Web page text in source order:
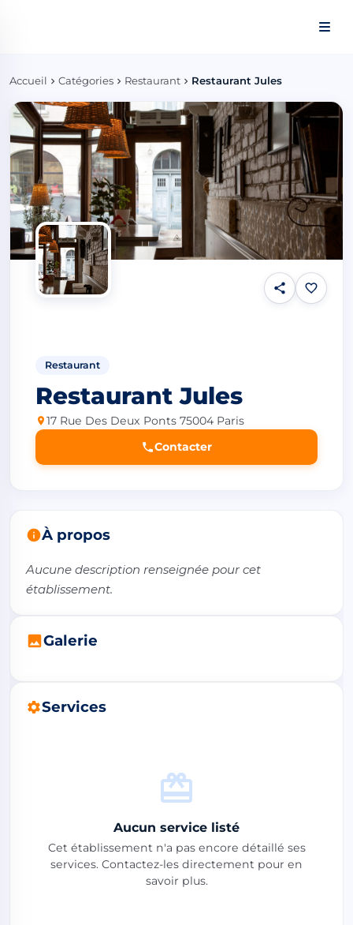
Accueil Catégories Restaurant Restaurant Jules
Restaurant
Restaurant Jules
17 Rue Des Deux Ponts 75004 Paris
Contacter
À propos
Aucune description renseignée pour cet
établissement.
Galerie
Services
Aucun service listé
Cet établissement n'a pas encore détaillé ses
services. Contactez-les directement pour en
savoir plus.